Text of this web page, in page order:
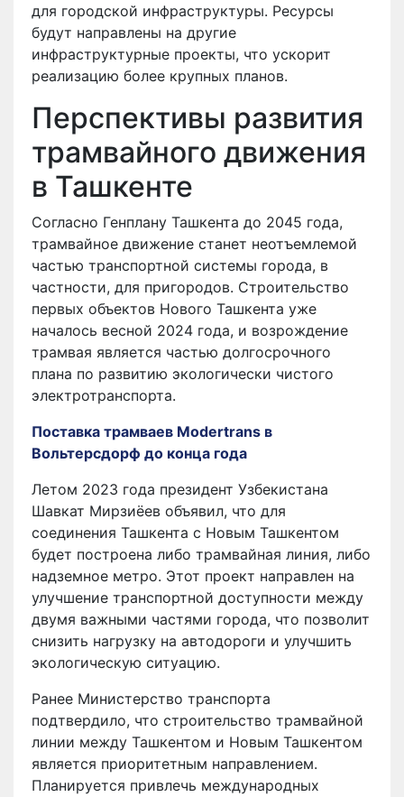
для городской инфраструктуры. Ресурсы
будут направлены на другие
инфраструктурные проекты, что ускорит
реализацию более крупных планов.
Перспективы развития
трамвайного движения
в Ташкенте
Согласно Генплану Ташкента до 2045 года,
трамвайное движение станет неотъемлемой
частью транспортной системы города, в
частности, для пригородов. Строительство
первых объектов Нового Ташкента уже
началось весной 2024 года, и возрождение
трамвая является частью долгосрочного
плана по развитию экологически чистого
электротранспорта.
Поставка трамваев Modertrans в
Вольтерсдорф до конца года
Летом 2023 года президент Узбекистана
Шавкат Мирзиёев объявил, что для
соединения Ташкента с Новым Ташкентом
будет построена либо трамвайная линия, либо
надземное метро. Этот проект направлен на
улучшение транспортной доступности между
двумя важными частями города, что позволит
снизить нагрузку на автодороги и улучшить
экологическую ситуацию.
Ранее Министерство транспорта
подтвердило, что строительство трамвайной
линии между Ташкентом и Новым Ташкентом
является приоритетным направлением.
Планируется привлечь международных